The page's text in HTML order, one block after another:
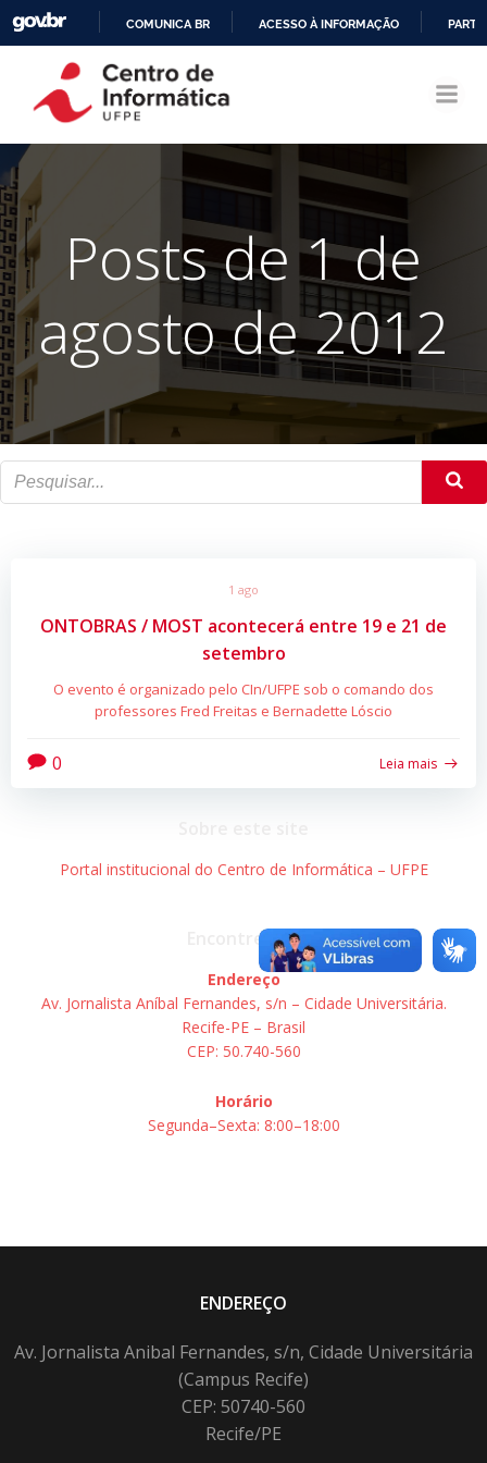
CONTEÚDO
COMUNICA BR ACESSO À INFORMAÇÃO
Posts de 1 de
agosto de 2012
1 ago
ONTOBRAS / MOST acontecerá entre 19 e 21 de
setembro
O evento é organizado pelo CIn/UFPE sob o comando dos
professores Fred Freitas e Bernadette Lóscio
0 Leia mais
Portal institucional do Centro de Informática – UFPE
Encontre-nos
Endereço
Av. Jornalista Aníbal Fernandes, s/n – Cidade Universitária.
Recife-PE – Brasil
CEP: 50.740-560
Horário
Segunda–Sexta: 8:00–18:00
ENDEREÇO
Av. Jornalista Anibal Fernandes, s/n, Cidade Universitária
(Campus Recife)
CEP: 50740-560
Recife/PE